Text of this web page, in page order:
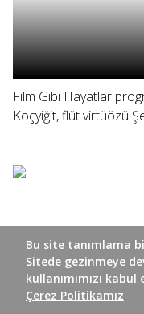
Film Gibi Hayatlar
Koçyiğit, flüt virtüözü
Bu site tanımlama
Sitede gezinmeye
kullanımımızı
Çerez Politikamız